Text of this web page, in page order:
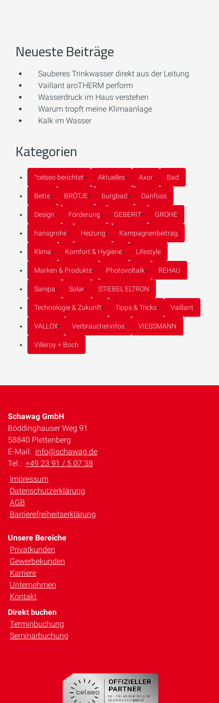
Neueste Beiträge
Sauberes Trinkwasser direkt aus der Leitung
Vaillant aroTHERM perform
Wasserdruck im Haus verstehen
Warum tropft meine Klimaanlage
Kalk im Wasser
Kategorien
°celseo berichtet Aktuelles Axor Bad
Bette BRÖTJE burgbad Danfoss
Design Förderung GEBERIT GROHE
hansgrohe Heizung Kampagnenbeitrag
Klima Komfort & Hygiene Lifestyle
Marken & Produkte Photovoltaik REHAU
Sanipa Solar STIEBEL ELTRON
Technologie & Zukunft Tipps & Tricks Vaillant
VALLOX Verbraucherinfos VIESSMANN
Villeroy + Boch
Schawag GmbH
Böddinghauser Weg 91
58840 Plettenberg
E-Mail: info@schawag.de
Tel.: +49 23 91 / 5 07 38
Impressum
Datenschutzerklärung
AGB
Barrierefreiheitserklärung
Unsere Bereiche
Privatkunden
Gewerbekunden
Karriere
Unternehmen
Kontakt
Direkt buchen
Terminbuchung
Seminarbuchung